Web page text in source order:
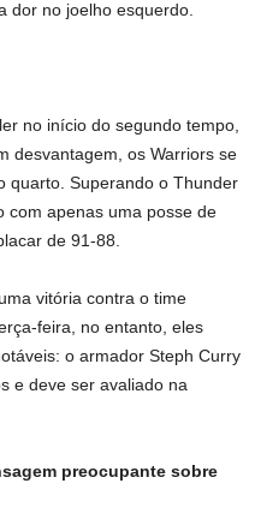
dor no joelho esquerdo.
no início do segundo tempo,
desvantagem, os Warriors se
quarto. Superando o Thunder
com apenas uma posse de
de 91-88.
vitória contra o time
feira, no entanto, eles
o armador Steph Curry
e deve ser avaliado na
preocupante sobre